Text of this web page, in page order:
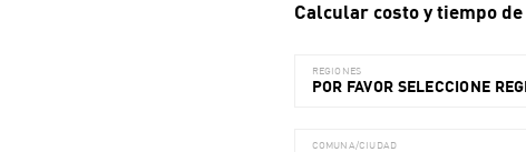
Calcular costo y tiempo de
REGIONES
POR FAVOR SELECCIONE
COMUNA/CIUDAD